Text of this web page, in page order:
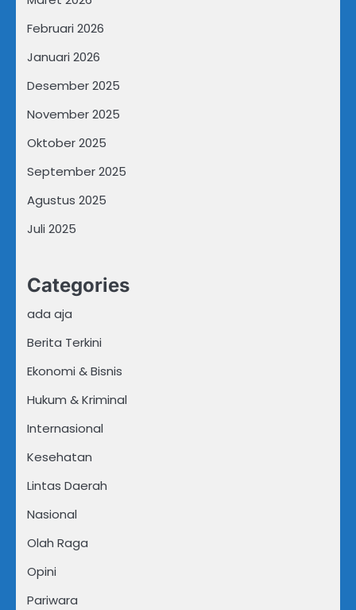
Februari 2026
Januari 2026
Desember 2025
November 2025
Oktober 2025
September 2025
Agustus 2025
Juli 2025
Categories
ada aja
Berita Terkini
Ekonomi & Bisnis
Hukum & Kriminal
Internasional
Kesehatan
Lintas Daerah
Nasional
Olah Raga
Opini
Pariwara